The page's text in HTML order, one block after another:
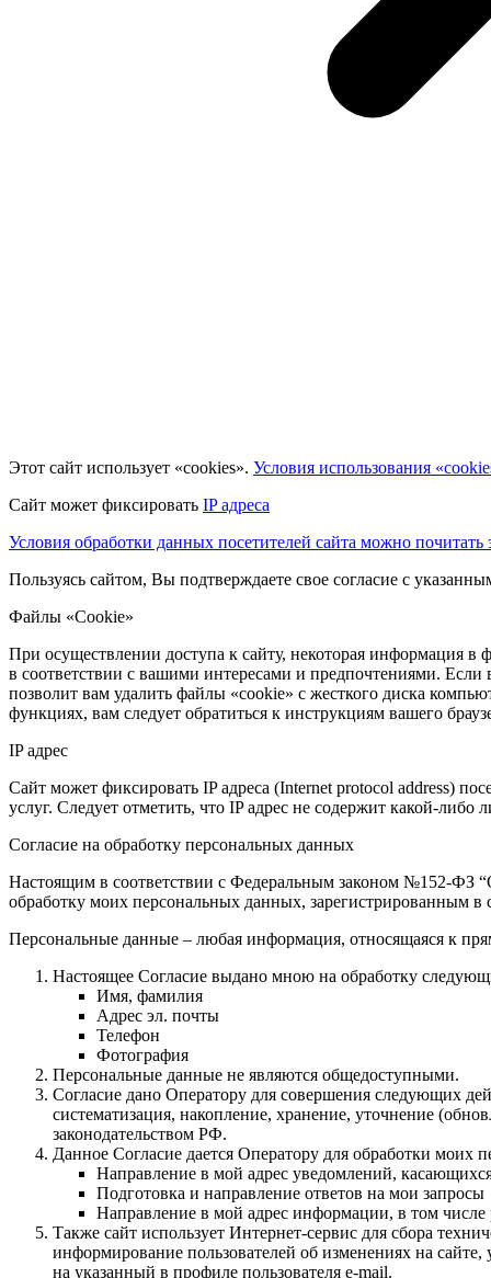
Этот сайт использует «cookies». Условия использования
Сайт может фиксировать IP адреса
Условия обработки данных посетителей сайта можно почитать
Пользуясь сайтом, Вы подтверждаете свое согласие с
Файлы «Cookie»
При осуществлении доступа к сайту, некоторая информация в
в соответствии с вашими интересами и предпочтениями.
позволит вам удалить файлы «cookie» с жесткого диска
функциях, вам следует обратиться к инструкциям вашего
IP адрес
Сайт может фиксировать IP адреса (Internet protocol address)
услуг. Следует отметить, что IP адрес не содержит какой-
Согласие на обработку персональных данных
Настоящим в соответствии с Федеральным законом №152-ФЗ
обработку моих персональных данных, зарегистрированным в
Персональные данные – любая информация, относящаяся к
Настоящее Согласие выдано мною на обработку
Имя, фамилия
Адрес эл. почты
Телефон
Фотография
Персональные данные не являются общедоступными.
Согласие дано Оператору для совершения следующих
систематизация, накопление, хранение, уточнение
законодательством РФ.
Данное Согласие дается Оператору для обработки
Направление в мой адрес уведомлений,
Подготовка и направление ответов на мои запросы
Направление в мой адрес информации, в том
Также сайт использует Интернет-сервис для сбора
информирование пользователей об изменениях на
на указанный в профиле пользователя e-mail.